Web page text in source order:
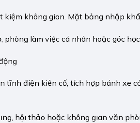
không gian. Mặt bảng nhập
phòng làm việc cá nhân hoặc góc
tĩnh điện kiên cố, tích hợp bánh xe
hội thảo hoặc không gian văn